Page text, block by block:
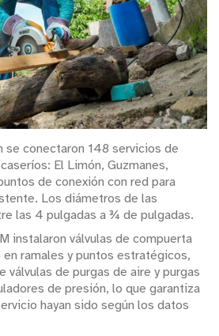
se conectaron 148 servicios de
El Limón, Guzmanes,
de conexión con red para
Los diámetros de las
las 4 pulgadas a ¾ de pulgadas.
instalaron válvulas de compuerta
ramales y puntos estratégicos,
válvulas de purgas de aire y purgas
de presión, lo que garantiza
hayan sido según los datos